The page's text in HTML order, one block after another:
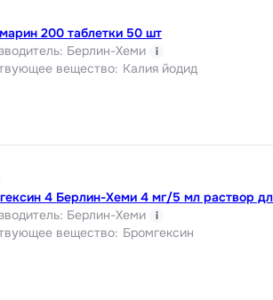
200 таблетки 50 шт
: Берлин-Хеми i
вещество: Калия йодид
4 Берлин-Хеми 4 мг/5 мл раствор
: Берлин-Хеми i
вещество: Бромгексин